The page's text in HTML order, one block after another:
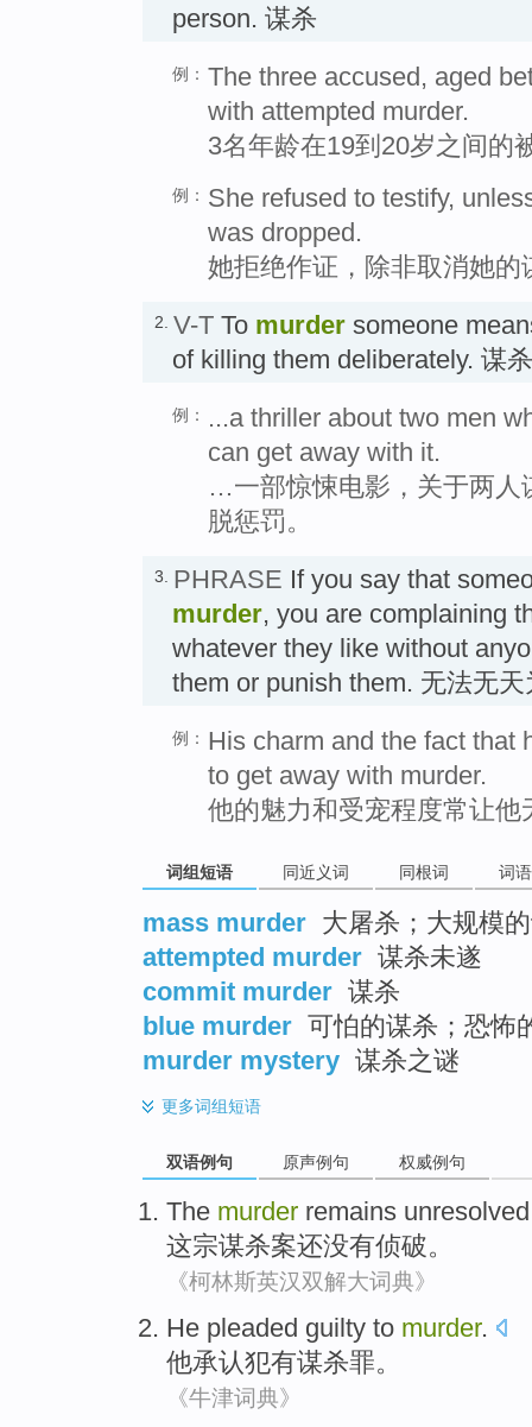
person. 谋杀
例： The three accused, aged
with attempted murder.
3名年龄在19到20岁之间的
例： She refused to testify,
was dropped.
她拒绝作证，除非取消她的
2. V-T To murder someone
of killing them deliberately. 谋杀
例：
...a thriller about two men
can get away with it.
…一部惊悚电影，关于两人
脱惩罚。
3. PHRASE If you say that
murder, you are complaining
whatever they like without
them or punish them. 无法无
例： His charm and the fact that
to get away with murder.
他的魅力和受宠程度常让他
词组短语 同近义词 同根词 词
mass murder 大屠杀；大规模
attempted murder 谋杀未遂
commit murder 谋杀
blue murder 可怕的谋杀；恐怖
murder mystery 谋杀之谜
更多词组短语
双语例句 原声例句 权威例句
The murder remains unresolved
这宗谋杀案还没有侦破。
《柯林斯英汉双解大词典》
He pleaded guilty to murder.
他承认犯有谋杀罪。
《牛津词典》